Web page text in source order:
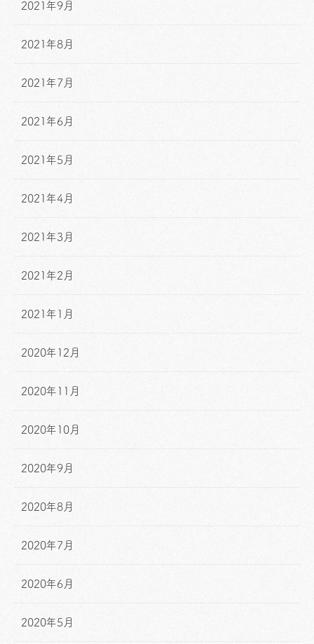
2021年9月
2021年8月
2021年7月
2021年6月
2021年5月
2021年4月
2021年3月
2021年2月
2021年1月
2020年12月
2020年11月
2020年10月
2020年9月
2020年8月
2020年7月
2020年6月
2020年5月